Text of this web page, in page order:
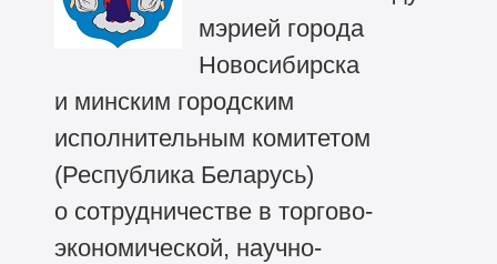
мэрией города
Новосибирска
и минским городским
исполнительным комитетом
(Республика Беларусь)
о сотрудничестве в торгово-
экономической, научно-